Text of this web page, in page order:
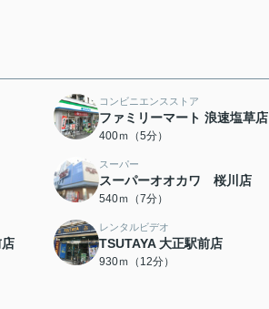
コンビニエンスストア
ファミリーマート 浪速塩草店
400ｍ（5分）
スーパー
スーパーオオカワ 桜川店
540ｍ（7分）
レンタルビデオ
TSUTAYA 大正駅前店
930ｍ（12分）